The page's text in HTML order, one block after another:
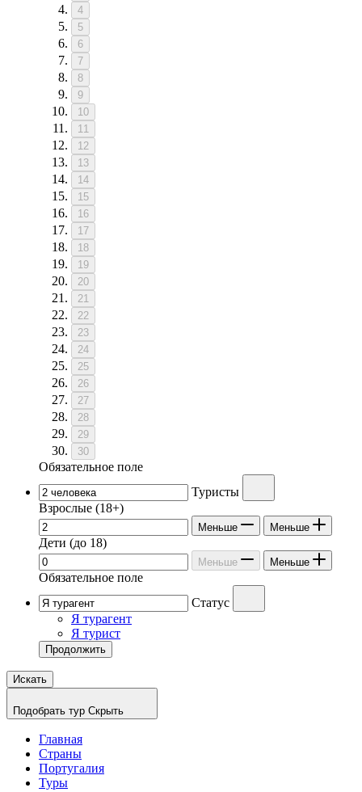
4
5
6
7
8
9
10
11
12
13
14
15
16
17
18
19
20
21
22
23
24
25
26
27
28
29
30
Обязательное поле
Туристы
Взрослые (18+)
Меньше Меньше
Дети (до 18)
Меньше Меньше
Обязательное поле
Статус
Я турагент
Я турист
Продолжить
Искать
Подобрать тур Скрыть
Главная
Страны
Португалия
Туры